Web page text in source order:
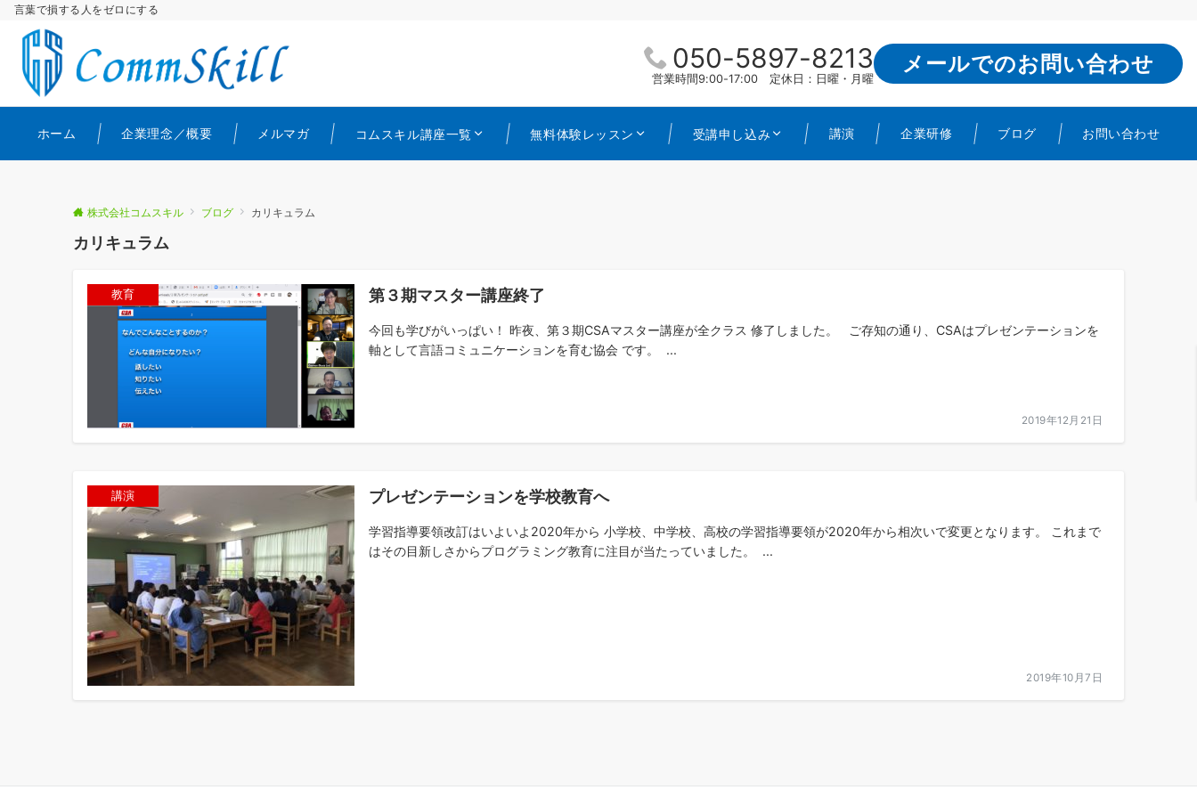
言葉で損する人をゼロにする
050-5897-8213
営業時間9:00-17:00 定休日：日曜・月曜
メールでのお問い合わせ
ホーム 企業理念／概要 メルマガ コムスキル講座一覧 無料体験レッスン 受講申し込み 講演 企業研修 ブログ お問い合わせ
株式会社コムスキル ブログ カリキュラム
カリキュラム
教育 第３期マスター講座終了
今回も学びがいっぱい！ 昨夜、第３期CSAマスター講座が全クラス 修了しました。 ご存知の通り、CSAはプレゼンテーションを
軸として言語コミュニケーションを育む協会 です。 ...
2019年12月21日
講演 プレゼンテーションを学校教育へ
学習指導要領改訂はいよいよ2020年から 小学校、中学校、高校の学習指導要領が2020年から相次いで変更となります。 これまで
はその目新しさからプログラミング教育に注目が当たっていました。 ...
2019年10月7日